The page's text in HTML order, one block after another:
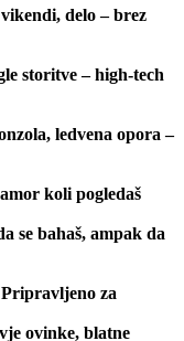
delo – brez
storitve – high-tech
ledvena opora –
koli pogledaš
se bahaš, ampak da
za
ovinke, blatne